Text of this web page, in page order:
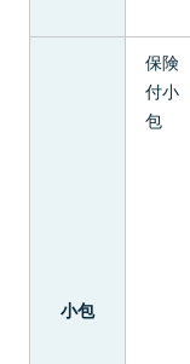
小包
保険
付小
包